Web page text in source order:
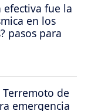
efectiva fue la
en los
pasos para
Terremoto de
emergencia